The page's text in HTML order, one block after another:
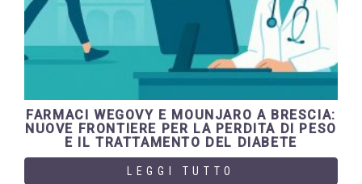
FARMACI WEGOVY E MOUNJARO A BRESCIA:
NUOVE FRONTIERE PER LA PERDITA DI PESO
E IL TRATTAMENTO DEL DIABETE
LEGGI TUTTO